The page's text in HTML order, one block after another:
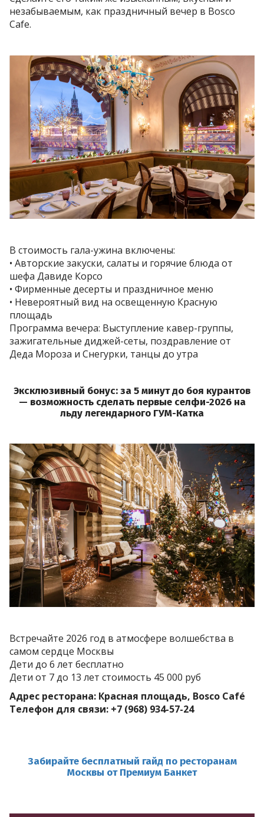
незабываемым, как праздничный вечер в Bosco
Cafe.
В стоимость гала-ужина включены:
• Авторские закуски, салаты и горячие блюда от
шефа Давиде Корсо
• Фирменные десерты и праздничное меню
• Невероятный вид на освещенную Красную
площадь
Программа вечера: Выступление кавер-группы,
зажигательные диджей-сеты, поздравление от
Деда Мороза и Снегурки, танцы до утра
Эксклюзивный бонус: за 5 минут до боя курантов
— возможность сделать первые селфи-2026 на
льду легендарного ГУМ-Катка
Встречайте 2026 год в атмосфере волшебства в
самом сердце Москвы
Дети до 6 лет бесплатно
Дети от 7 до 13 лет стоимость 45 000 руб
Адрес ресторана: Красная площадь, Bosco Café
Телефон для связи: +7 (968) 934-57-24
Забирайте бесплатный гайд по ресторанам
Москвы от Премиум Банкет